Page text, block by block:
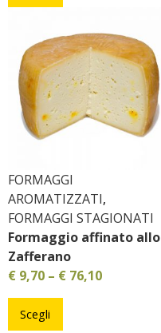
FORMAGGI
AROMATIZZATI,
FORMAGGI STAGIONATI
Formaggio affinato allo
Zafferano
€ 9,70 – € 76,10
Scegli